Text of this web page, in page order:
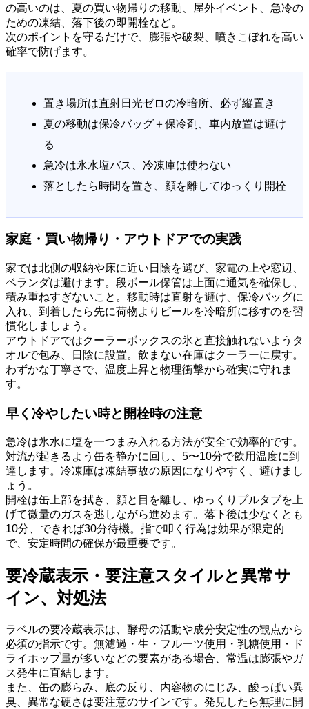
の高いのは、夏の買い物帰りの移動、屋外イベント、急冷の
ための凍結、落下後の即開栓など。
次のポイントを守るだけで、膨張や破裂、噴きこぼれを高い
確率で防げます。
置き場所は直射日光ゼロの冷暗所、必ず縦置き
夏の移動は保冷バッグ＋保冷剤、車内放置は避け
る
急冷は氷水塩バス、冷凍庫は使わない
落としたら時間を置き、顔を離してゆっくり開栓
家庭・買い物帰り・アウトドアでの実践
家では北側の収納や床に近い日陰を選び、家電の上や窓辺、
ベランダは避けます。段ボール保管は上面に通気を確保し、
積み重ねすぎないこと。移動時は直射を避け、保冷バッグに
入れ、到着したら先に荷物よりビールを冷暗所に移すのを習
慣化しましょう。
アウトドアではクーラーボックスの氷と直接触れないようタ
オルで包み、日陰に設置。飲まない在庫はクーラーに戻す。
わずかな丁寧さで、温度上昇と物理衝撃から確実に守れま
す。
早く冷やしたい時と開栓時の注意
急冷は氷水に塩を一つまみ入れる方法が安全で効率的です。
対流が起きるよう缶を静かに回し、5〜10分で飲用温度に到
達します。冷凍庫は凍結事故の原因になりやすく、避けまし
ょう。
開栓は缶上部を拭き、顔と目を離し、ゆっくりプルタブを上
げて微量のガスを逃しながら進めます。落下後は少なくとも
10分、できれば30分待機。指で叩く行為は効果が限定的
で、安定時間の確保が最重要です。
要冷蔵表示・要注意スタイルと異常サ
イン、対処法
ラベルの要冷蔵表示は、酵母の活動や成分安定性の観点から
必須の指示です。無濾過・生・フルーツ使用・乳糖使用・ド
ライホップ量が多いなどの要素がある場合、常温は膨張やガ
ス発生に直結します。
また、缶の膨らみ、底の反り、内容物のにじみ、酸っぱい異
臭、異常な硬さは要注意のサインです。発見したら無理に開